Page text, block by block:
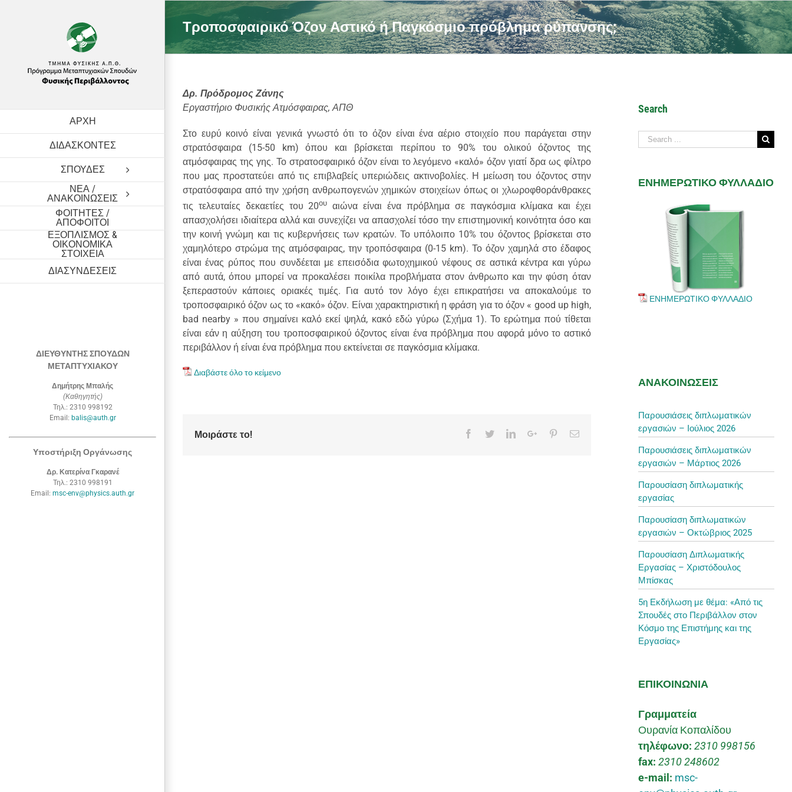
ΑΡΧΗ
ΔΙΔΑΣΚΟΝΤΕΣ
ΣΠΟΥΔΕΣ
ΝΕΑ /
ΑΝΑΚΟΙΝΩΣΕΙΣ
ΦΟΙΤΗΤΕΣ /
ΑΠΟΦΟΙΤΟΙ
ΕΞΟΠΛΙΣΜΟΣ &
ΟΙΚΟΝΟΜΙΚΑ
ΣΤΟΙΧΕΙΑ
ΔΙΑΣΥΝΔΕΣΕΙΣ
ΔΙΕΥΘΥΝΤΗΣ ΣΠΟΥΔΩΝ
ΜΕΤΑΠΤΥΧΙΑΚΟΥ
Δημήτρης Μπαλής
(Καθηγητής)
Τηλ.: 2310 998192
Email: balis@auth.gr
Υποστήριξη Οργάνωσης
Δρ. Κατερίνα Γκαρανέ
Τηλ.: 2310 998191
Email: msc-env@physics.auth.gr
Τροποσφαιρικό Όζον Αστικό ή Παγκόσμιο πρόβλημα ρύπανσης;
Δρ. Πρόδρομος Ζάνης
Εργαστήριο Φυσικής Ατμόσφαιρας, ΑΠΘ
Στο ευρύ κοινό είναι γενικά γνωστό ότι το όζον είναι ένα αέριο στοιχείο που παράγεται στην
στρατόσφαιρα (15-50 km) όπου και βρίσκεται περίπου το 90% του ολικού όζοντος της
ατμόσφαιρας της γης. Το στρατοσφαιρικό όζον είναι το λεγόμενο «καλό» όζον γιατί δρα ως φίλτρο
που μας προστατεύει από τις επιβλαβείς υπεριώδεις ακτινοβολίες. Η μείωση του όζοντος στην
στρατόσφαιρα από την χρήση ανθρωπογενών χημικών στοιχείων όπως οι χλωροφθοράνθρακες
τις τελευταίες δεκαετίες του 20ου αιώνα είναι ένα πρόβλημα σε παγκόσμια κλίμακα και έχει
απασχολήσει ιδιαίτερα αλλά και συνεχίζει να απασχολεί τόσο την επιστημονική κοινότητα όσο και
την κοινή γνώμη και τις κυβερνήσεις των κρατών. Το υπόλοιπο 10% του όζοντος βρίσκεται στο
χαμηλότερο στρώμα της ατμόσφαιρας, την τροπόσφαιρα (0-15 km). Το όζον χαμηλά στο έδαφος
είναι ένας ρύπος που συνδέεται με επεισόδια φωτοχημικού νέφους σε αστικά κέντρα και γύρω
από αυτά, όπου μπορεί να προκαλέσει ποικίλα προβλήματα στον άνθρωπο και την φύση όταν
ξεπεραστούν κάποιες οριακές τιμές. Για αυτό τον λόγο έχει επικρατήσει να αποκαλούμε το
τροποσφαιρικό όζον ως το «κακό» όζον. Είναι χαρακτηριστική η φράση για το όζον « good up high,
bad nearby » που σημαίνει καλό εκεί ψηλά, κακό εδώ γύρω (Σχήμα 1). Το ερώτημα πού τίθεται
είναι εάν η αύξηση του τροποσφαιρικού όζοντος είναι ένα πρόβλημα που αφορά μόνο το αστικό
περιβάλλον ή είναι ένα πρόβλημα που εκτείνεται σε παγκόσμια κλίμακα.
Διαβάστε όλο το κείμενο
Μοιράστε το! Facebook
TwitterLinkedInGoogle+PinterestEmail
Search
Search
for:
ΕΝΗΜΕΡΩΤΙΚΟ ΦΥΛΛΑΔΙΟ
ΕΝΗΜΕΡΩΤΙΚΟ ΦΥΛΛΑΔΙΟ
ΑΝΑΚΟΙΝΩΣΕΙΣ
Παρουσιάσεις διπλωματικών
εργασιών – Ιούλιος 2026
Παρουσιάσεις διπλωματικών
εργασιών – Μάρτιος 2026
Παρουσίαση διπλωματικής
εργασίας
Παρουσίαση διπλωματικών
εργασιών – Οκτώβριος 2025
Παρουσίαση Διπλωματικής
Εργασίας – Χριστόδουλος
Μπίσκας
5η Εκδήλωση με θέμα: «Από τις
Σπουδές στο Περιβάλλον στον
Κόσμο της Επιστήμης και της
Εργασίας»
ΕΠΙΚΟΙΝΩΝΙΑ
Γραμματεία
Ουρανία Κοπαλίδου
τηλέφωνο: 2310 998156
fax: 2310 248602
e-mail: msc-